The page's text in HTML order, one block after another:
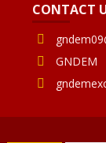
CONTACT
GNDEM